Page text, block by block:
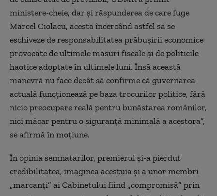
ministere-cheie, dar şi răspunderea de care fuge
Marcel Ciolacu, acesta încercând astfel să se
eschiveze de responsabilitatea prăbuşirii economice
provocate de ultimele măsuri fiscale şi de politicile
haotice adoptate în ultimele luni. Însă această
manevră nu face decât să confirme că guvernarea
actuală funcţionează pe baza trocurilor politice, fără
nicio preocupare reală pentru bunăstarea românilor,
nici măcar pentru o siguranţă minimală a acestora”,
se afirmă în moţiune.
În opinia semnatarilor, premierul şi-a pierdut
credibilitatea, imaginea acestuia şi a unor membri
„marcanţi” ai Cabinetului fiind „compromisă” prin